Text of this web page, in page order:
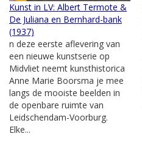
Kunst in LV: Albert Termote &
De Juliana en Bernhard-bank
(1937)
n deze eerste aflevering van
een nieuwe kunstserie op
Midvliet neemt kunsthistorica
Anne Marie Boorsma je mee
langs de mooiste beelden in
de openbare ruimte van
Leidschendam-Voorburg.
Elke...